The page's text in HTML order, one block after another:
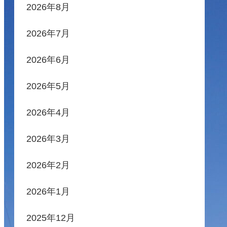
2026年8月
2026年7月
2026年6月
2026年5月
2026年4月
2026年3月
2026年2月
2026年1月
2025年12月